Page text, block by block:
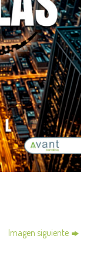
Imagen siguiente